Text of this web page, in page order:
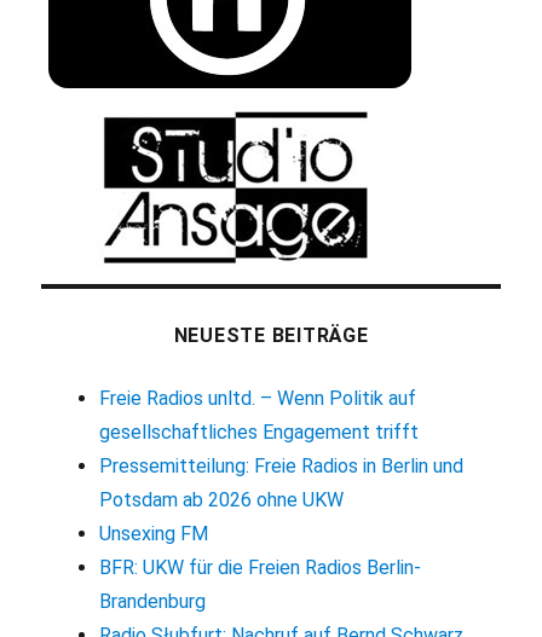
NEUESTE BEITRÄGE
Freie Radios unltd. – Wenn Politik auf
gesellschaftliches Engagement trifft
Pressemitteilung: Freie Radios in Berlin und
Potsdam ab 2026 ohne UKW
Unsexing FM
BFR: UKW für die Freien Radios Berlin-
Brandenburg